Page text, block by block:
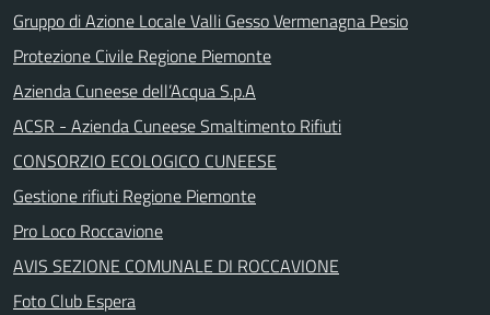
Gruppo di Azione Locale Valli Gesso Vermenagna Pesio
Protezione Civile Regione Piemonte
Azienda Cuneese dell’Acqua S.p.A
ACSR - Azienda Cuneese Smaltimento Rifiuti
CONSORZIO ECOLOGICO CUNEESE
Gestione rifiuti Regione Piemonte
Pro Loco Roccavione
AVIS SEZIONE COMUNALE DI ROCCAVIONE
Foto Club Espera